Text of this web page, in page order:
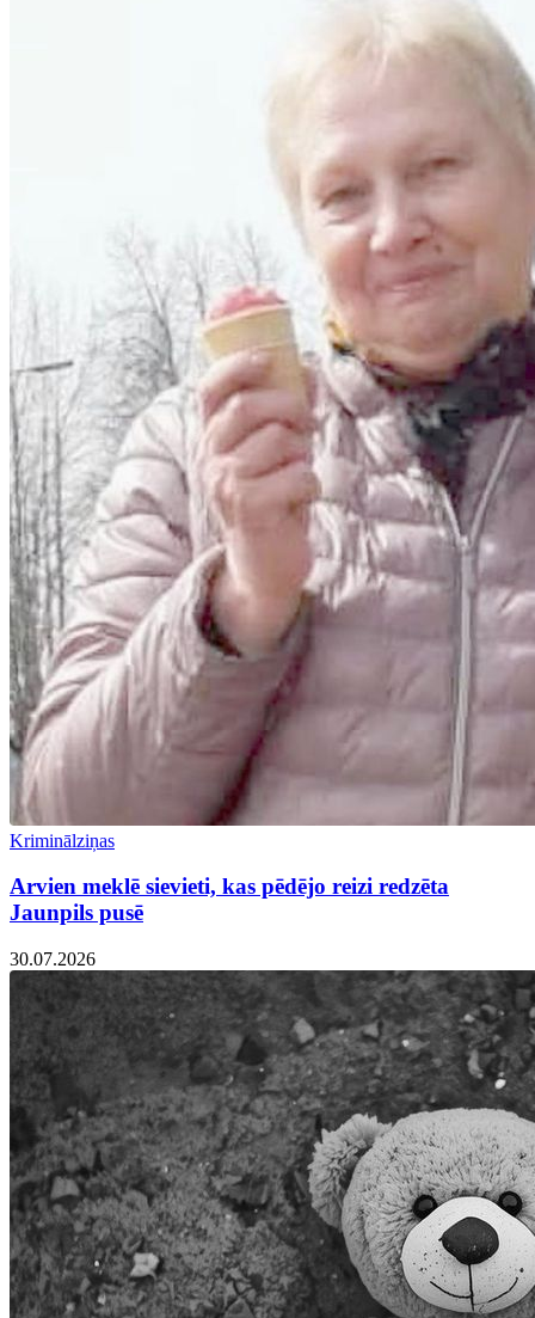
Kriminālziņas
Arvien meklē sievieti, kas pēdējo reizi redzēta
Jaunpils pusē
30.07.2026